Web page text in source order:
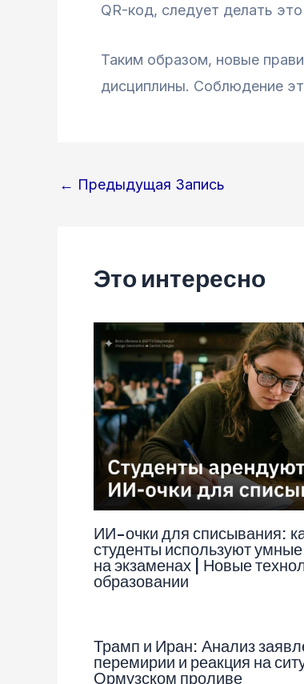
QR-код, следует делать
Таким образом, новые
дисциплины. Соблюдение
Навигация
← Предыдущая Запись
Это интересно
ИИ-очки для списывания:
студенты используют
на экзаменах | Новые
образовании
Трамп и Иран: Анализ
перемирии и реакция на
Ормузском проливе